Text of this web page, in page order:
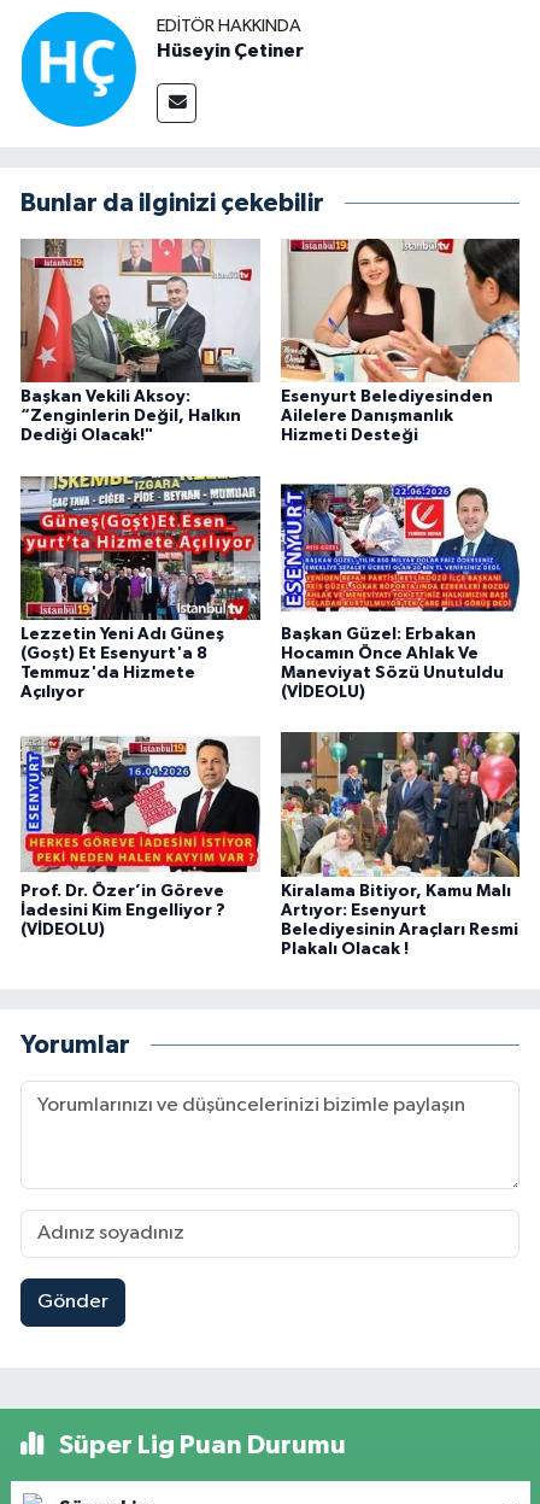
EDITÖR HAKKINDA
Hüseyin Çetiner
Bunlar da ilginizi çekebilir
Başkan Vekili Aksoy:
“Zenginlerin Değil, Halkın
Dediği Olacak!"
Esenyurt Belediyesinden
Ailelere Danışmanlık
Hizmeti Desteği
Lezzetin Yeni Adı Güneş
(Goşt) Et Esenyurt'a 8
Temmuz'da Hizmete
Açılıyor
Başkan Güzel: Erbakan
Hocamın Önce Ahlak Ve
Maneviyat Sözü Unutuldu
(VİDEOLU)
Prof. Dr. Özer’in Göreve
İadesini Kim Engelliyor ?
(VİDEOLU)
Kiralama Bitiyor, Kamu Malı
Artıyor: Esenyurt
Belediyesinin Araçları Resmi
Plakalı Olacak !
Yorumlar
Gönder
Süper Lig Puan Durumu